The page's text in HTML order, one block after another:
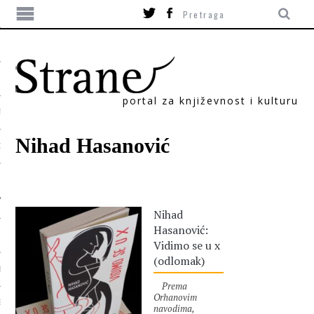
portal za književnost i kulturu
Nihad Hasanović
Nihad
Hasanović:
Vidimo se u x
(odlomak)
Prema
Orhanovim
navodima,